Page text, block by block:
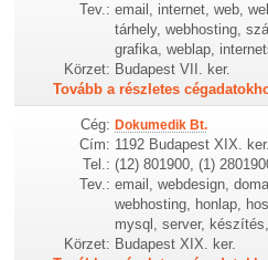
Tev.: email, internet, web,
tárhely, webhosting,
grafika, weblap,
Körzet: Budapest VII. ker.
Tovább a részletes
Cég: Dokumedik Bt.
Cím: 1192 Budapest XIX.
Tel.: (12) 801900, (1)
Tev.: email, webdesign,
webhosting, honlap,
mysql, server,
Körzet: Budapest XIX. ker.